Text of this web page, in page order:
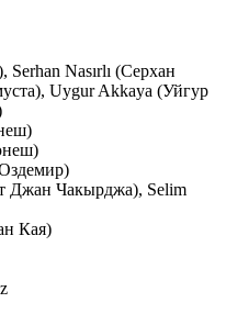
Nasırlı (Серхан
Uygur Akkaya (Уйгур
Джан Чакырджа), Selim
Кая)